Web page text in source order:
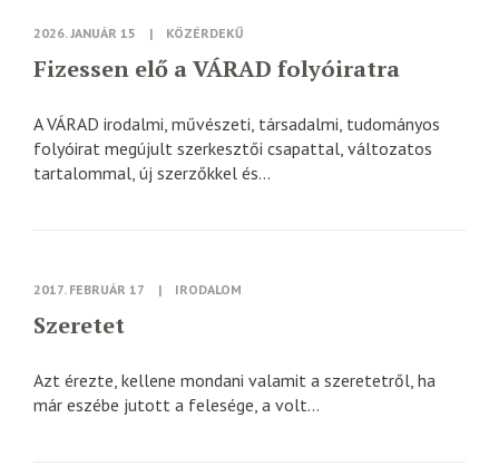
2026. JANUÁR 15 | KÖZÉRDEKŰ
Fizessen elő a VÁRAD folyóiratra
A VÁRAD irodalmi, művészeti, társadalmi, tudományos
folyóirat megújult szerkesztői csapattal, változatos
tartalommal, új szerzőkkel és...
2017. FEBRUÁR 17 | IRODALOM
Szeretet
Azt érezte, kellene mondani valamit a szeretetről, ha
már eszébe jutott a felesége, a volt...